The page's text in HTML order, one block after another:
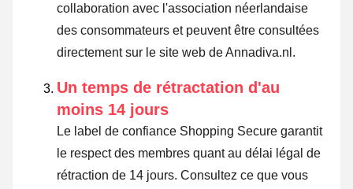
collaboration avec l'association néerlandaise
des consommateurs et peuvent être consultées
directement sur le site web de Annadiva.nl.
Un temps de rétractation d'au
moins 14 jours
Le label de confiance Shopping Secure garantit
le respect des membres quant au délai légal de
rétraction de 14 jours. Consultez ce que vous